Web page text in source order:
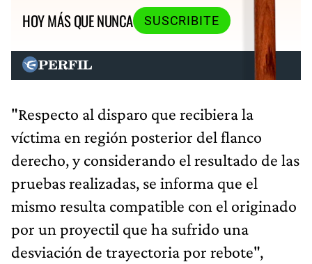
HOY MÁS QUE NUNCA
SUSCRIBITE
"Respecto al disparo que recibiera la
víctima en región posterior del flanco
derecho, y considerando el resultado de las
pruebas realizadas, se informa que el
mismo resulta compatible con el originado
por un proyectil que ha sufrido una
desviación de trayectoria por rebote",